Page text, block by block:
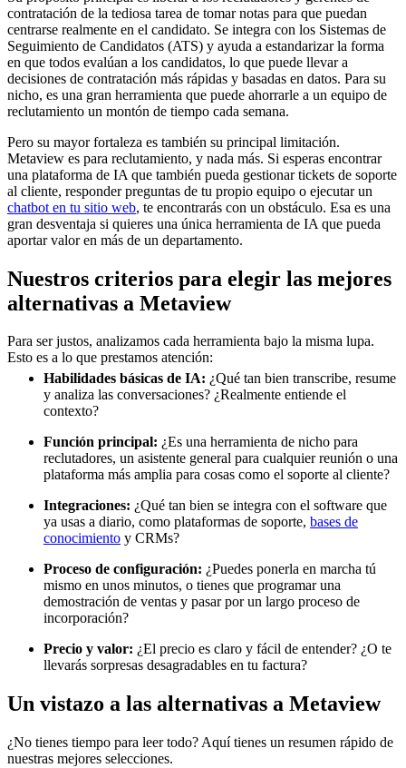
contratación de la tediosa tarea de tomar notas para que puedan
centrarse realmente en el candidato. Se integra con los Sistemas de
Seguimiento de Candidatos (ATS) y ayuda a estandarizar la forma
en que todos evalúan a los candidatos, lo que puede llevar a
decisiones de contratación más rápidas y basadas en datos. Para su
nicho, es una gran herramienta que puede ahorrarle a un equipo de
reclutamiento un montón de tiempo cada semana.
Pero su mayor fortaleza es también su principal limitación.
Metaview es para reclutamiento, y nada más. Si esperas encontrar
una plataforma de IA que también pueda gestionar tickets de soporte
al cliente, responder preguntas de tu propio equipo o ejecutar un
chatbot en tu sitio web, te encontrarás con un obstáculo. Esa es una
gran desventaja si quieres una única herramienta de IA que pueda
aportar valor en más de un departamento.
Nuestros criterios para elegir las mejores
alternativas a Metaview
Para ser justos, analizamos cada herramienta bajo la misma lupa.
Esto es a lo que prestamos atención:
Habilidades básicas de IA: ¿Qué tan bien transcribe, resume
y analiza las conversaciones? ¿Realmente entiende el
contexto?
Función principal: ¿Es una herramienta de nicho para
reclutadores, un asistente general para cualquier reunión o una
plataforma más amplia para cosas como el soporte al cliente?
Integraciones: ¿Qué tan bien se integra con el software que
ya usas a diario, como plataformas de soporte, bases de
conocimiento y CRMs?
Proceso de configuración: ¿Puedes ponerla en marcha tú
mismo en unos minutos, o tienes que programar una
demostración de ventas y pasar por un largo proceso de
incorporación?
Precio y valor: ¿El precio es claro y fácil de entender? ¿O te
llevarás sorpresas desagradables en tu factura?
Un vistazo a las alternativas a Metaview
¿No tienes tiempo para leer todo? Aquí tienes un resumen rápido de
nuestras mejores selecciones.